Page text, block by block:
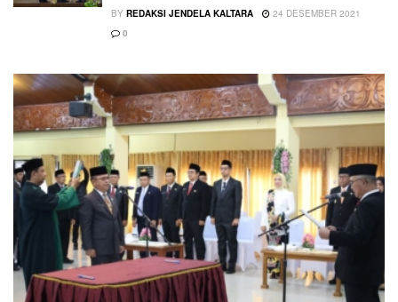
BY REDAKSI JENDELA KALTARA
24 DESEMBER 2021
0